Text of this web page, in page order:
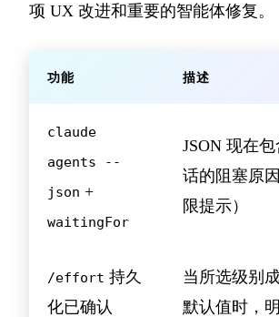
项 UX 改进和重要的智能体修复。
功能 描述
claude
agents --
json +
waitingFor
JSON 现在
话的阻塞原
限提示）
/effort 持久
化已确认
当所选级别
默认值时，